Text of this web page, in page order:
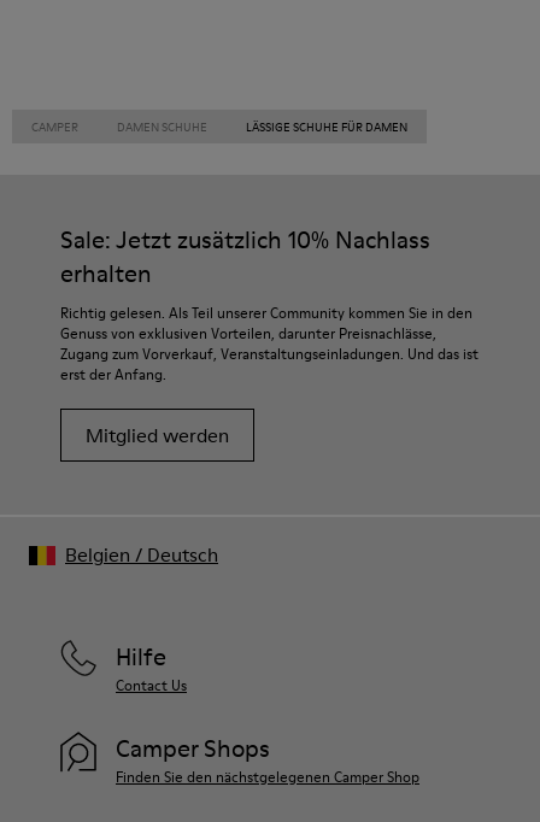
CAMPER DAMEN SCHUHE LÄSSIGE SCHUHE FÜR DAMEN
Sale: Jetzt zusätzlich 10% Nachlass
erhalten
Richtig gelesen. Als Teil unserer Community kommen Sie in den
Genuss von exklusiven Vorteilen, darunter Preisnachlässe,
Zugang zum Vorverkauf, Veranstaltungseinladungen. Und das ist
erst der Anfang.
Mitglied werden
Hilfe
Contact Us
Camper Shops
Finden Sie den nächstgelegenen Camper Shop
Belgien / Deutsch